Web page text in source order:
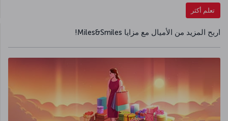
تعلم أكثر
اربح المزيد من الأميال مع مزايا Miles&Smiles!